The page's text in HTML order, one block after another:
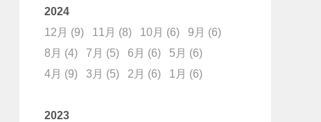
2024
12月 (9) 11月 (8) 10月 (6) 9月 (6)
8月 (4) 7月 (5) 6月 (6) 5月 (6)
4月 (9) 3月 (5) 2月 (6) 1月 (6)
2023